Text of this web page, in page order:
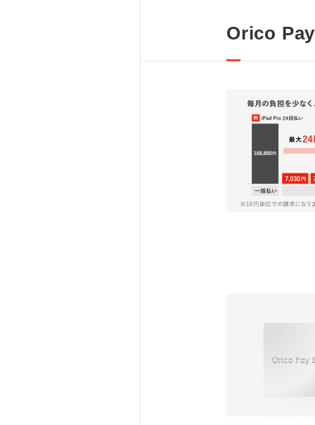
Orico